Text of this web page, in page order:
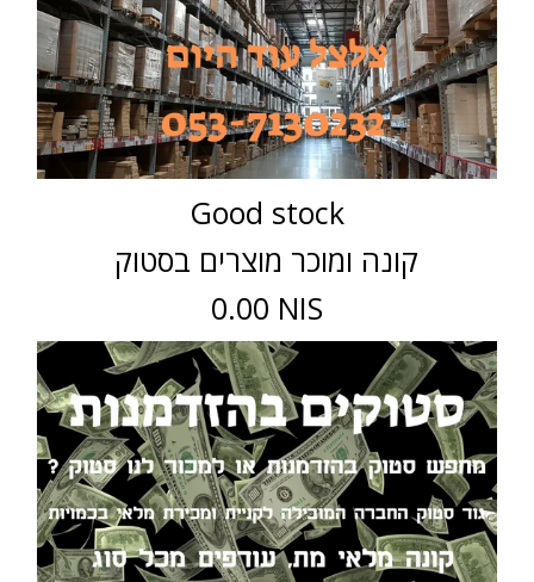
Good stock
קונה ומוכר מוצרים בסטוק
0.00 NIS